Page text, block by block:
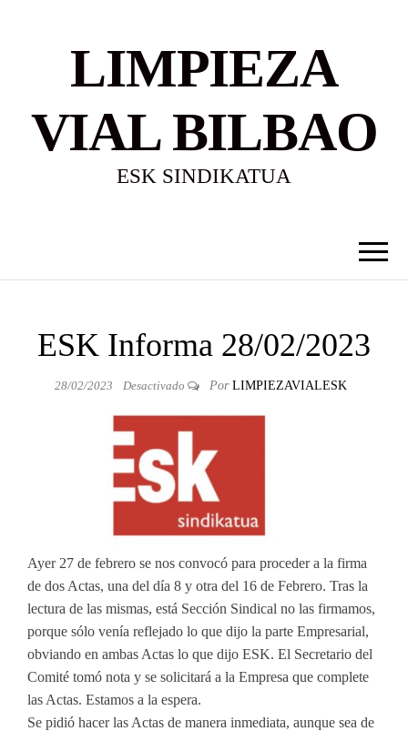
LIMPIEZA
VIAL BILBAO
ESK SINDIKATUA
ESK Informa 28/02/2023
28/02/2023 Desactivado Por LIMPIEZAVIALESK
Ayer 27 de febrero se nos convocó para proceder a la firma
de dos Actas, una del día 8 y otra del 16 de Febrero. Tras la
lectura de las mismas, está Sección Sindical no las firmamos,
porque sólo venía reflejado lo que dijo la parte Empresarial,
obviando en ambas Actas lo que dijo ESK. El Secretario del
Comité tomó nota y se solicitará a la Empresa que complete
las Actas. Estamos a la espera.
Se pidió hacer las Actas de manera inmediata, aunque sea de